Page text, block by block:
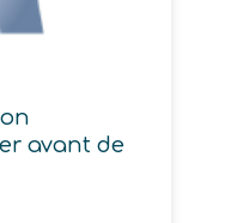
avant de